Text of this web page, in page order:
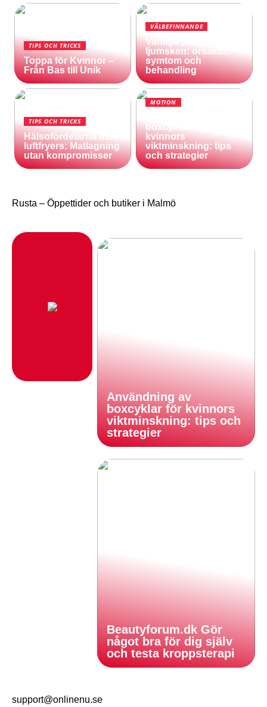
TIPS OCH TRICKS
Toppa för Kvinnor –
Från Bas till Unik
VÄLBEFINNANDE
Vanliga problem med
ljumsken: orsaker,
symtom och
behandling
TIPS OCH TRICKS
Hälsofördelarna med
luftfryers: Matlagning
utan kompromisser
MOTION
boxcyklar för
kvinnors
viktminskning: tips
och strategier
Rusta – Öppettider och butiker i Malmö
Användning av
boxcyklar för kvinnors
viktminskning: tips och
strategier
Beautyforum.dk Gör
något bra för dig själv
och testa kroppsterapi
support@onlinenu.se